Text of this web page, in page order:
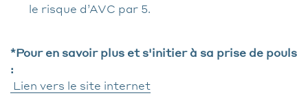
le risque d’AVC par 5.
*Pour en savoir plus et s'initier à sa prise de pouls
:
Lien vers le site internet